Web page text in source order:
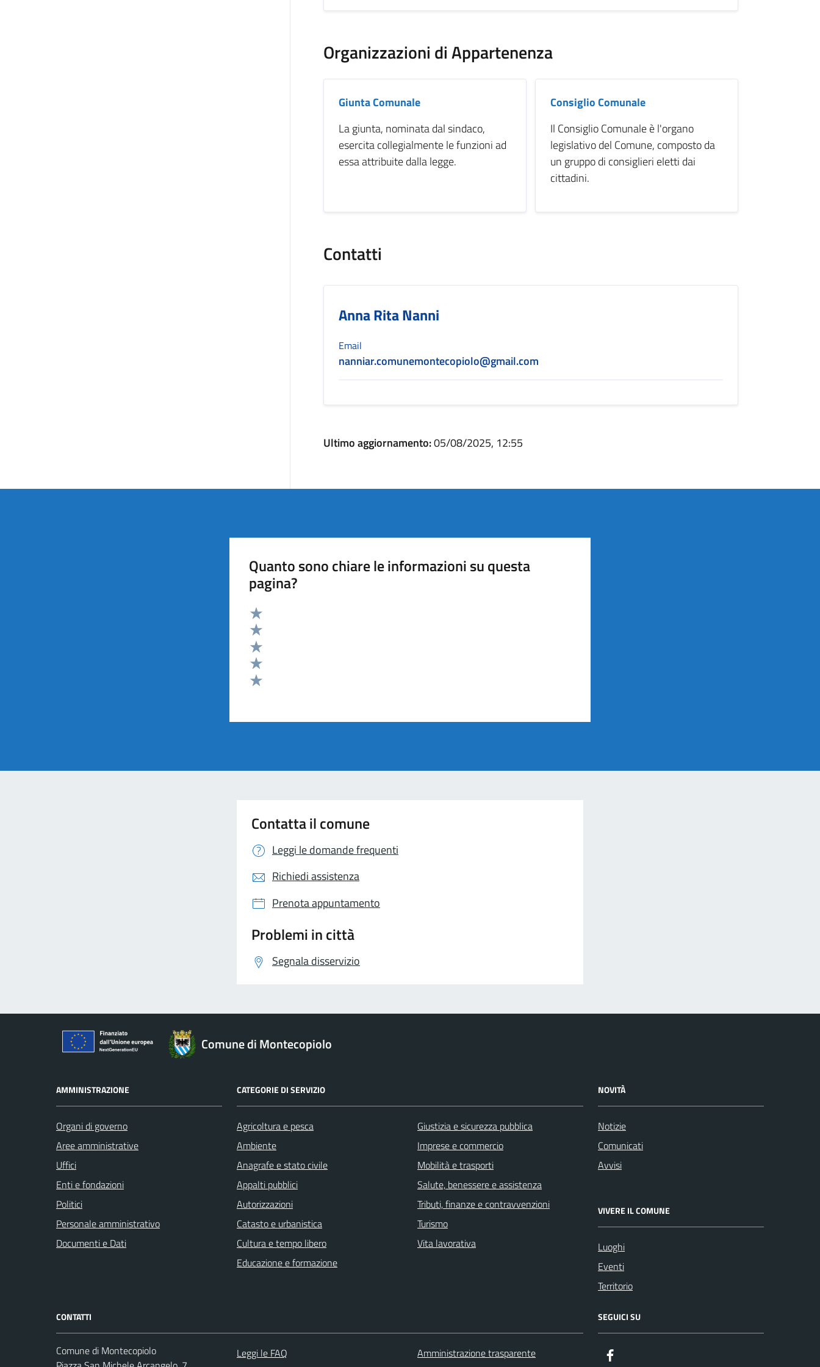
Organizzazioni di Appartenenza
Giunta Comunale
La giunta, nominata dal sindaco,
esercita collegialmente le funzioni ad
essa attribuite dalla legge.
Consiglio Comunale
Il Consiglio Comunale è l'organo
legislativo del Comune, composto da
un gruppo di consiglieri eletti dai
cittadini.
Contatti
Anna Rita Nanni
Email
nanniar.comunemontecopiolo@gmail.com
Ultimo aggiornamento:05/08/2025, 12:55
Quanto sono chiare le informazioni su questa
pagina?
Valuta 5 stelle su 5
Valuta 4 stelle su 5
Valuta 3 stelle su 5
Valuta 2 stelle su 5
Contatta il comune
Leggi le domande frequenti
Richiedi assistenza
Prenota appuntamento
Problemi in città
Segnala disservizio
Comune di Montecopiolo
AMMINISTRAZIONE
Organi di governo
Aree amministrative
Uffici
Enti e fondazioni
Politici
Personale amministrativo
Documenti e Dati
CATEGORIE DI SERVIZIO
Agricoltura e pesca
Ambiente
Anagrafe e stato civile
Appalti pubblici
Autorizzazioni
Catasto e urbanistica
Cultura e tempo libero
Educazione e formazione
Giustizia e sicurezza pubblica
Imprese e commercio
Mobilità e trasporti
Salute, benessere e assistenza
Tributi, finanze e contravvenzioni
Turismo
Vita lavorativa
NOVITÀ
Notizie
Comunicati
Avvisi
VIVERE IL COMUNE
Luoghi
Eventi
Territorio
CONTATTI
Comune di Montecopiolo
Leggi le FAQ
Amministrazione trasparente
SEGUICI SU